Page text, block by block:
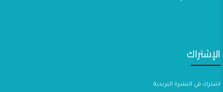
الإشتراك
اشترك في النشرة البريدية